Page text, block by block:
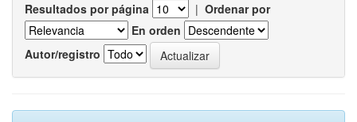
Resultados por página | Ordenar por
En orden
Autor/registro